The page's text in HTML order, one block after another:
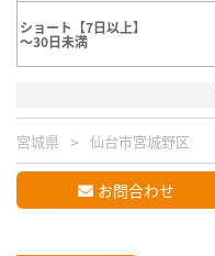
ショート【7日以上】
～30日未満
宮城県 仙台市宮城野区
お問合わせ